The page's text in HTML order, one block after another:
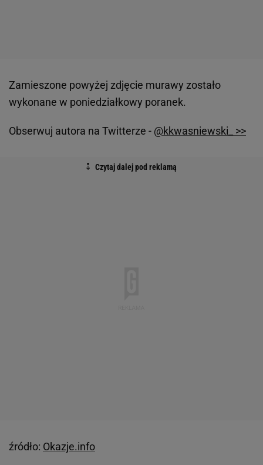
Zamieszone powyżej zdjęcie murawy zostało
wykonane w poniedziałkowy poranek.
Obserwuj autora na Twitterze - @kkwasniewski_ >>
źródło: Okazje.info